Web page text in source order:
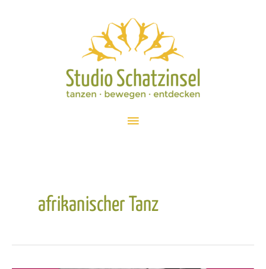
Hauptmenü
afrikanischer Tanz